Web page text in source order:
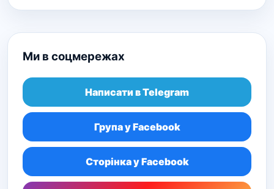
Ми в соцмережах
Написати в Telegram
Група у Facebook
Сторінка у Facebook